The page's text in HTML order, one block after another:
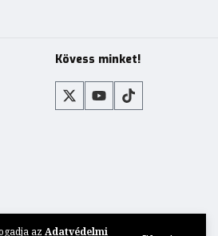
az Adatvédelmi
Kövess minket!